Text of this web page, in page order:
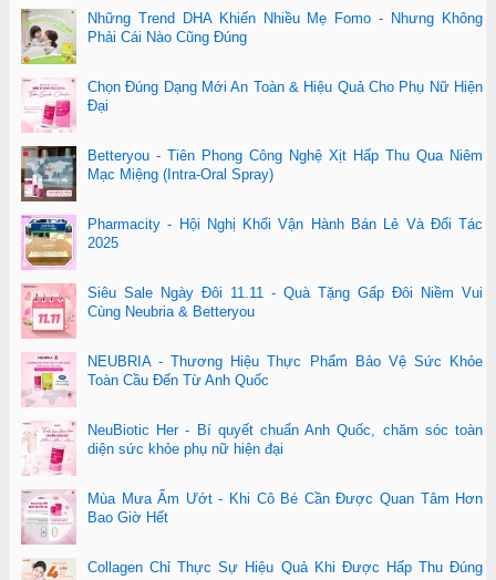
Những Trend DHA Khiến Nhiều Mẹ Fomo - Nhưng Không
Phải Cái Nào Cũng Đúng
Chọn Đúng Dạng Mới An Toàn & Hiệu Quả Cho Phụ Nữ Hiện
Đại
Betteryou - Tiên Phong Công Nghệ Xịt Hấp Thu Qua Niêm
Mạc Miệng (Intra-Oral Spray)
Pharmacity - Hội Nghị Khối Vận Hành Bán Lẻ Và Đối Tác
2025
Siêu Sale Ngày Đôi 11.11 - Quà Tặng Gấp Đôi Niềm Vui
Cùng Neubria & Betteryou
NEUBRIA - Thương Hiệu Thực Phẩm Bảo Vệ Sức Khỏe
Toàn Cầu Đến Từ Anh Quốc
NeuBiotic Her - Bí quyết chuẩn Anh Quốc, chăm sóc toàn
diện sức khỏe phụ nữ hiện đại
Mùa Mưa Ẩm Ướt - Khi Cô Bé Cần Được Quan Tâm Hơn
Bao Giờ Hết
Collagen Chỉ Thực Sự Hiệu Quả Khi Được Hấp Thu Đúng